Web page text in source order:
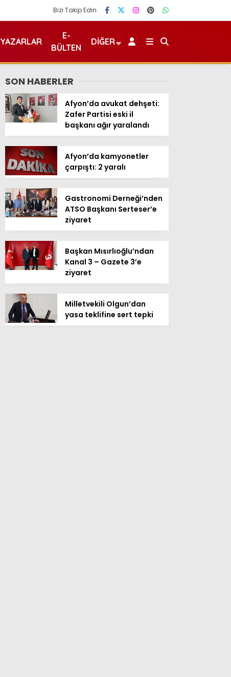
Bizi Takip Edin
YAZARLAR
E-
BÜLTEN
DIĞER
SON HABERLER
Afyon’da avukat dehşeti:
Zafer Partisi eski il
başkanı ağır yaralandı
Afyon’da kamyonetler
çarpıştı: 2 yaralı
Gastronomi Derneği’nden
ATSO Başkanı Serteser’e
ziyaret
Başkan Mısırlıoğlu’ndan
Kanal 3 – Gazete 3’e
ziyaret
Milletvekili Olgun’dan
yasa teklifine sert tepki